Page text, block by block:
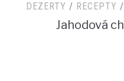
DEZERTY / RECEPTY /
Jahodová